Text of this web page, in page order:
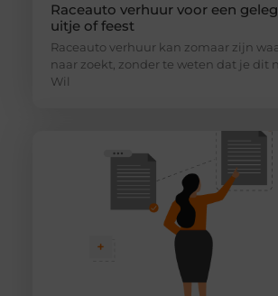
Raceauto verhuur voor een
uitje of feest
Raceauto verhuur kan zomaar zijn
naar zoekt, zonder te weten dat je dit
Wil